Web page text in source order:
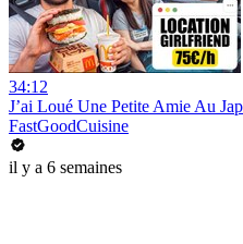
34:12
J’ai Loué Une Petite Amie Au
FastGoodCuisine
il y a 6 semaines